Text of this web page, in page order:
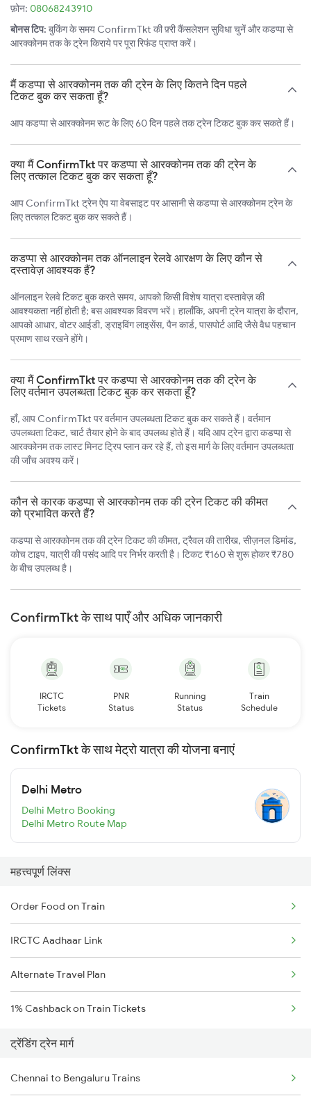
फ़ोन: 08068243910
बोनस टिप: बुकिंग के समय ConfirmTkt की फ़्री कैंसलेशन सुविधा चुनें और कडप्पा से
आरक्कोनम तक के ट्रेन किराये पर पूरा रिफंड प्राप्त करें।
मैं कडप्पा से आरक्कोनम तक की ट्रेन के लिए कितने दिन पहले
टिकट बुक कर सकता हूँ?
आप कडप्पा से आरक्कोनम रूट के लिए 60 दिन पहले तक ट्रेन टिकट बुक कर सकते हैं।
क्या मैं ConfirmTkt पर कडप्पा से आरक्कोनम तक की ट्रेन के
लिए तत्काल टिकट बुक कर सकता हूँ?
आप ConfirmTkt ट्रेन ऐप या वेबसाइट पर आसानी से कडप्पा से आरक्कोनम ट्रेन के
लिए तत्काल टिकट बुक कर सकते हैं।
कडप्पा से आरक्कोनम तक ऑनलाइन रेलवे आरक्षण के लिए कौन से
दस्तावेज़ आवश्यक हैं?
ऑनलाइन रेलवे टिकट बुक करते समय, आपको किसी विशेष यात्रा दस्तावेज़ की
आवश्यकता नहीं होती है; बस आवश्यक विवरण भरें। हालाँकि, अपनी ट्रेन यात्रा के दौरान,
आपको आधार, वोटर आईडी, ड्राइविंग लाइसेंस, पैन कार्ड, पासपोर्ट आदि जैसे वैध पहचान
प्रमाण साथ रखने होंगे।
क्या मैं ConfirmTkt पर कडप्पा से आरक्कोनम तक की ट्रेन के
लिए वर्तमान उपलब्धता टिकट बुक कर सकता हूँ?
हाँ, आप ConfirmTkt पर वर्तमान उपलब्धता टिकट बुक कर सकते हैं। वर्तमान
उपलब्धता टिकट, चार्ट तैयार होने के बाद उपलब्ध होते हैं। यदि आप ट्रेन द्वारा कडप्पा से
आरक्कोनम तक लास्ट मिनट ट्रिप प्लान कर रहे हैं, तो इस मार्ग के लिए वर्तमान उपलब्धता
की जाँच अवश्य करें।
कौन से कारक कडप्पा से आरक्कोनम तक की ट्रेन टिकट की कीमत
को प्रभावित करते हैं?
कडप्पा से आरक्कोनम तक की ट्रेन टिकट की कीमत, ट्रैवल की तारीख, सीज़नल डिमांड,
कोच टाइप, यात्री की पसंद आदि पर निर्भर करती है। टिकट ₹160 से शुरू होकर ₹780
के बीच उपलब्ध है।
ConfirmTkt के साथ पाएँ और अधिक जानकारी
IRCTC
Tickets
PNR
Status
Running
Status
Train
Schedule
ConfirmTkt के साथ मेट्रो यात्रा की योजना बनाएं
Delhi Metro
Delhi Metro Booking
Delhi Metro Route Map
महत्त्वपूर्ण लिंक्स
Order Food on Train
IRCTC Aadhaar Link
Alternate Travel Plan
1% Cashback on Train Tickets
ट्रेंडिंग ट्रेन मार्ग
Chennai to Bengaluru Trains